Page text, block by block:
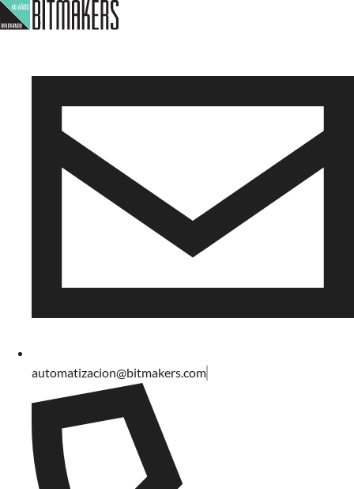
automatizacion@bitmakers.com